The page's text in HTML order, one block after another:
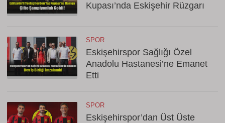
Kupası’nda Eskişehir Rüzgarı
SPOR
Eskişehirspor Sağlığı Özel
Anadolu Hastanesi’ne Emanet
Etti
SPOR
Eskişehirspor’dan Üst Üste